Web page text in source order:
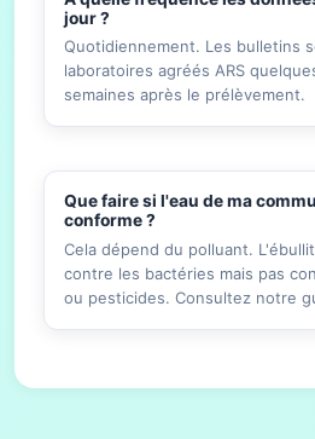
jour ?
Quotidiennement. Les bulletins
laboratoires agréés ARS
semaines après le prélèvement.
Que faire si l'eau de ma
conforme ?
Cela dépend du polluant.
contre les bactéries mais pas
ou pesticides. Consultez notre